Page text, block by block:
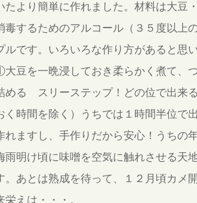
たより簡単に作れました。材料は大豆
毒するためのアルコール（３５度以上
ルです。いろいろな作り方があると思
豆を一晩浸しておき柔らかく煮て、
める スリーステップ！どの位で出来
く時間を除く）うちでは１時間半位で
れますし、手作りだから安心！うちの
雨明け頃に味噌を空気に触れさせる天
。あとは熟成を待って、１２月頃カメ
えは・・・。